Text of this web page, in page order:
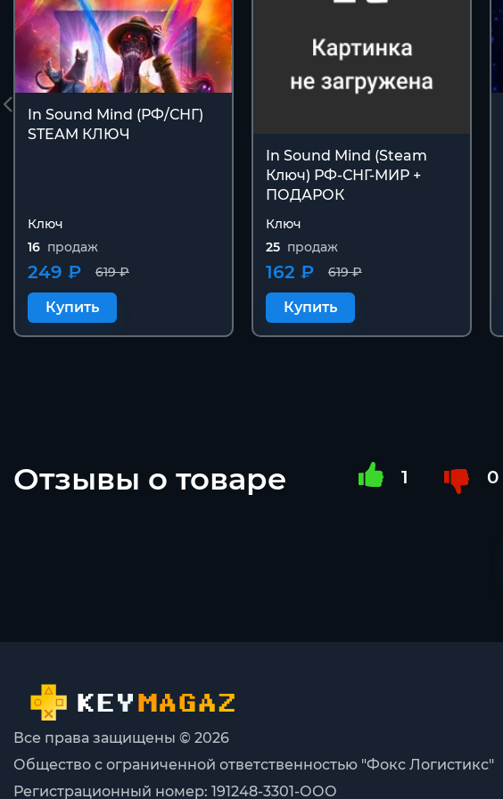
In Sound Mind (РФ/СНГ)
STEAM КЛЮЧ
Ключ
16 продаж
619 ₽
249 ₽
Купить
In Sound Mind (Steam
Ключ) РФ-СНГ-МИР +
ПОДАРОК
Ключ
25 продаж
619 ₽
162 ₽
Купить
Отзывы о товаре 1 0
Все права защищены © 2026
Общество с ограниченной ответственностью "Фокс Логистикс"
Регистрационный номер: 191248-3301-ООО